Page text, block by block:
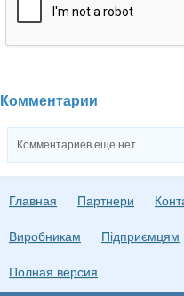
Комментарии
Комментариев еще нет
Главная Партнери
Виробникам Підприємцям
Полная версия